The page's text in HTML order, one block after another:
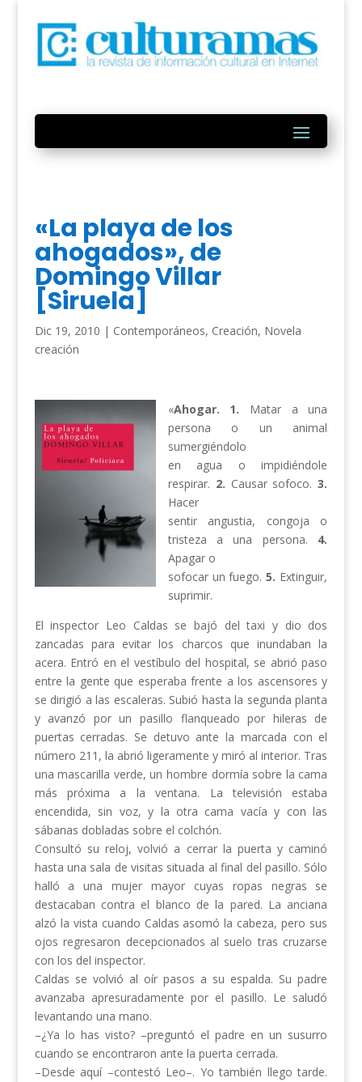
«La playa de los
ahogados», de
Domingo Villar
[Siruela]
Dic 19, 2010 | Contemporáneos, Creación, Novela
creación
«Ahogar. 1. Matar a una
persona o un animal
sumergiéndolo
en agua o impidiéndole
respirar. 2. Causar sofoco.3.
Hacer
sentir angustia, congoja o
tristeza a una persona. 4.
Apagar o
sofocar un fuego. 5. Extinguir,
suprimir.
El inspector Leo Caldas se bajó del taxi y dio dos
zancadas para evitar los charcos que inundaban la
acera. Entró en el vestíbulo del hospital, se abrió paso
entre la gente que esperaba frente a los ascensores y
se dirigió a las escaleras. Subió hasta la segunda planta
y avanzó por un pasillo flanqueado por hileras de
puertas cerradas. Se detuvo ante la marcada con el
número 211, la abrió ligeramente y miró al interior. Tras
una mascarilla verde, un hombre dormía sobre la cama
más próxima a la ventana. La televisión estaba
encendida, sin voz, y la otra cama vacía y con las
sábanas dobladas sobre el colchón.
Consultó su reloj, volvió a cerrar la puerta y caminó
hasta una sala de visitas situada al final del pasillo. Sólo
halló a una mujer mayor cuyas ropas negras se
destacaban contra el blanco de la pared. La anciana
alzó la vista cuando Caldas asomó la cabeza, pero sus
ojos regresaron decepcionados al suelo tras cruzarse
con los del inspector.
Caldas se volvió al oír pasos a su espalda. Su padre
avanzaba apresuradamente por el pasillo. Le saludó
levantando una mano.
–¿Ya lo has visto? –preguntó el padre en un susurro
cuando se encontraron ante la puerta cerrada.
–Desde aquí –contestó Leo–. Yo también llego tarde.